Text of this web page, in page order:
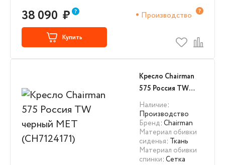
38 090 ₽ Производство
Купить
Кресло Chairman
575 Россия TW
черный МЕТ
(CH7124171)
Наличие:
Производство
Бренд: Chairman
Материал обивки
сиденья: Ткань
Материал обивки
спинки: Сетка